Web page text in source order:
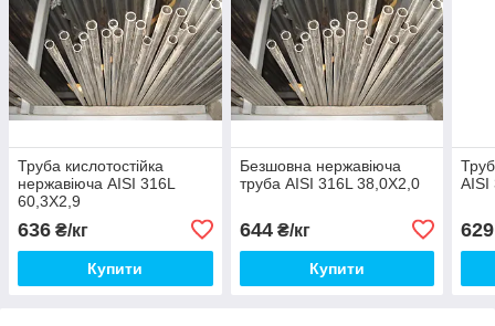
Труба кислотостійка
нержавіюча AISI 316L
60,3Х2,9
636 ₴/кг
Купити
Безшовна нержавіюча
труба AISI 316L 38,0Х2,0
644₴/кг
Купити
AISI
629